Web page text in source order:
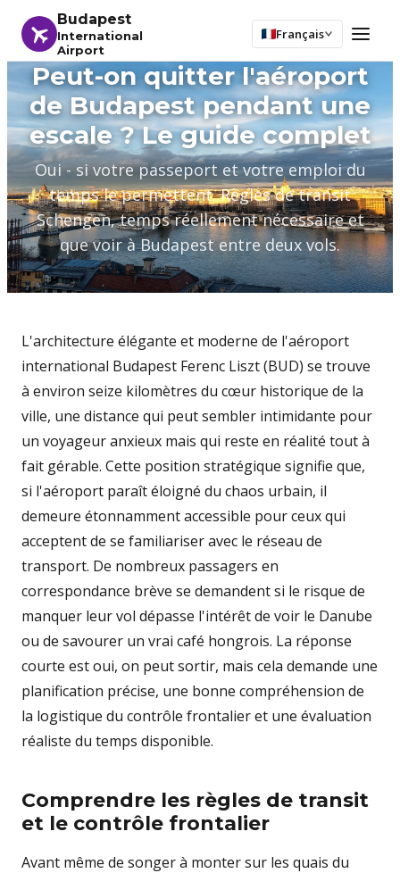
Budapest
International
Airport
Français
Peut-on quitter l'aéroport
de Budapest pendant une
escale ? Le guide complet
Oui - si votre passeport et votre emploi du
temps le permettent. Règles de transit
Schengen, temps réellement nécessaire et
que voir à Budapest entre deux vols.
L'architecture élégante et moderne de l'aéroport
international Budapest Ferenc Liszt (BUD) se trouve
à environ seize kilomètres du cœur historique de la
ville, une distance qui peut sembler intimidante pour
un voyageur anxieux mais qui reste en réalité tout à
fait gérable. Cette position stratégique signifie que,
si l'aéroport paraît éloigné du chaos urbain, il
demeure étonnamment accessible pour ceux qui
acceptent de se familiariser avec le réseau de
transport. De nombreux passagers en
correspondance brève se demandent si le risque de
manquer leur vol dépasse l'intérêt de voir le Danube
ou de savourer un vrai café hongrois. La réponse
courte est oui, on peut sortir, mais cela demande une
planification précise, une bonne compréhension de
la logistique du contrôle frontalier et une évaluation
réaliste du temps disponible.
Comprendre les règles de transit
et le contrôle frontalier
Avant même de songer à monter sur les quais du